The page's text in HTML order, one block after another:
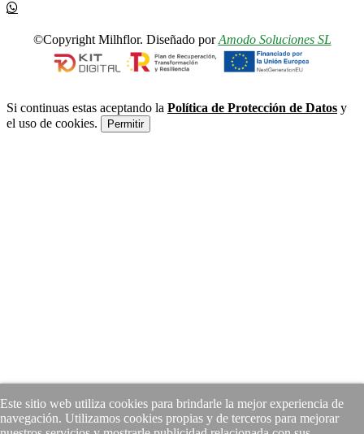
Este sitio web utiliza cookies para brindarle la mejor experiencia de
navegación. Utilizamos cookies propias y de terceros para mejorar
©Copyright Milhflor. Diseñado porAmodo Soluciones SL
Si continuas estas aceptando la Política de Protección de Datos y
el uso de cookies.
Permitir